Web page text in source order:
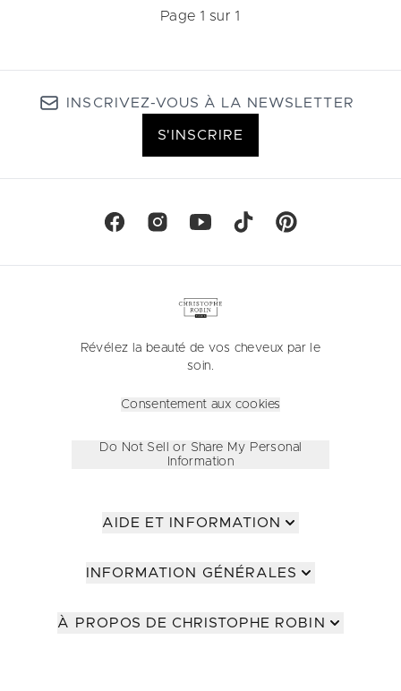
Page 1 sur 1
INSCRIVEZ-VOUS À LA NEWSLETTER
S'INSCRIRE
Révélez la beauté de vos cheveux par le
soin.
Consentement aux cookies
Do Not Sell or Share My Personal
Information
AIDE ET INFORMATION
INFORMATION GÉNÉRALES
À PROPOS DE CHRISTOPHE ROBIN